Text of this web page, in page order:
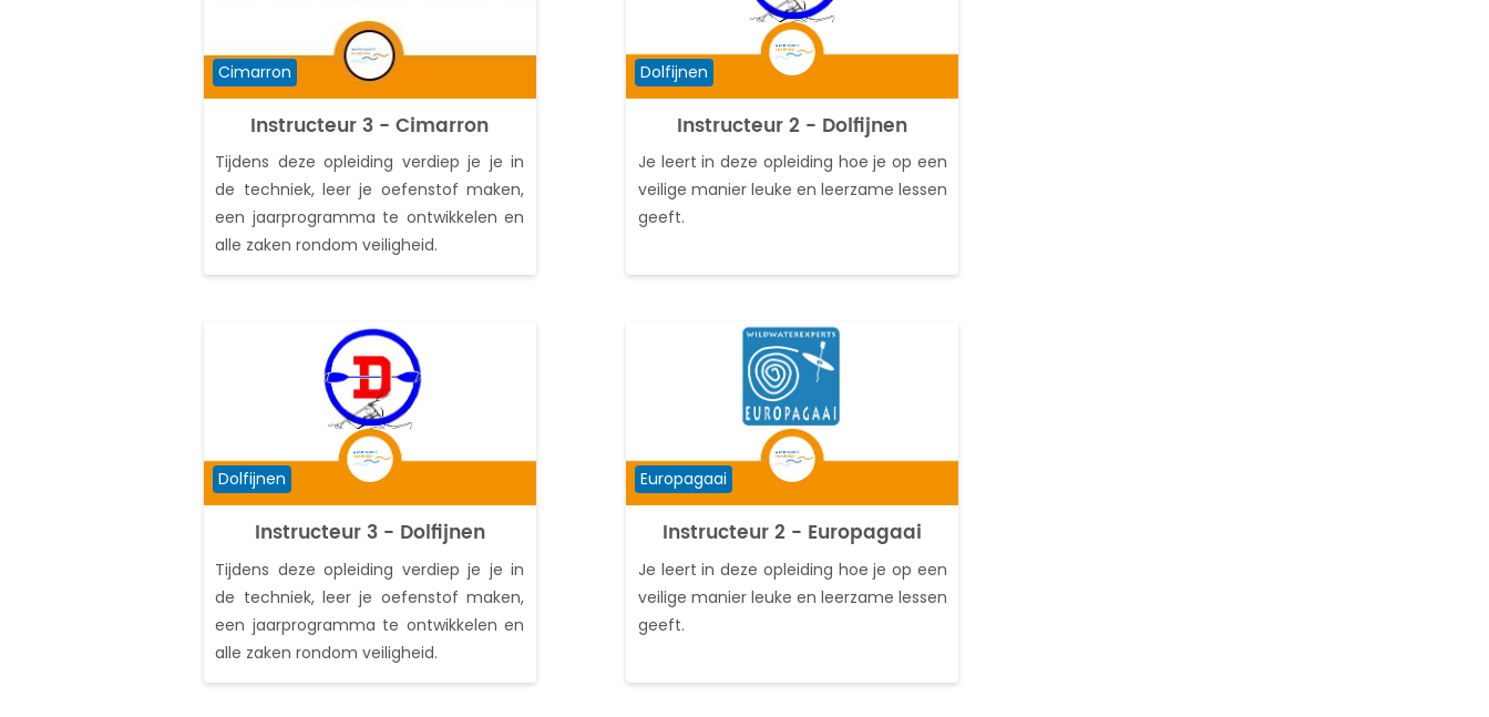
Instructeur 3 - Cimarron
Cursuscategorie
Cimarron
Tijdens deze opleiding verdiep je je in
de techniek, leer je oefenstof maken,
een jaarprogramma te ontwikkelen en
alle zaken rondom veiligheid.
Instructeur 2 - Dolfijnen
Cursuscategorie
Dolfijnen
Je leert in deze opleiding hoe je op een
veilige manier leuke en leerzame lessen
geeft.
Instructeur 3 - Dolfijnen
Cursuscategorie
Dolfijnen
Tijdens deze opleiding verdiep je je in
de techniek, leer je oefenstof maken,
een jaarprogramma te ontwikkelen en
alle zaken rondom veiligheid.
Instructeur 2 - Europagaai
Cursuscategorie
Europagaai
Je leert in deze opleiding hoe je op een
veilige manier leuke en leerzame lessen
geeft.